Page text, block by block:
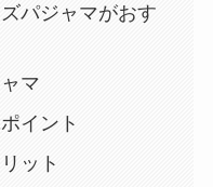
パジャマがおす
マ
イント
ット